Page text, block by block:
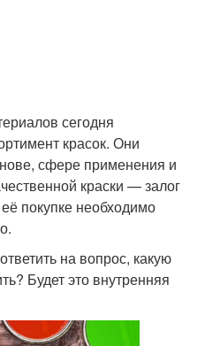
сегодня
красок. Они
сфере применения и
краски — залог
покупке необходимо
на вопрос, какую
Будет это внутренняя